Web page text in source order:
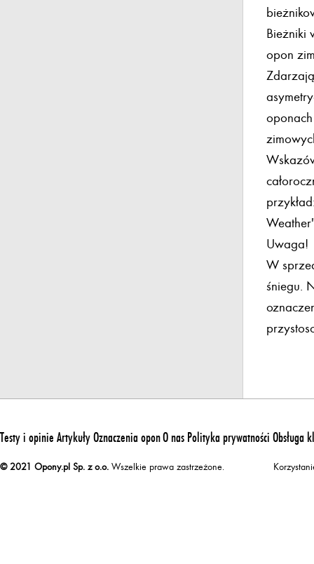
Bieżniki
opon
Uwaga!
W
śniegu.
Testy i opinie ArtykułyOznaczenia oponO nas Polityka prywatności Obsługa
© 2021 Opony.pl Sp. z o.o. Wszelkie prawa zastrzeżone.